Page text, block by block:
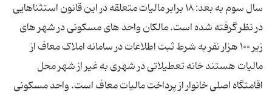
سال سوم به بعد: ۱۸ برابر مالیات متعلقه در این قانون استثناهایی
در نظر گرفته شده است. مالکان واحد های مسکونی در شهر های
زیر ۱۰۰ هزار نفر به شرط ثبت اطلاعات در سامانه املاک معاف از
مالیات هستند خانه تعطیلاتی در شهری به غیر از شهر محل
اقامتگاه اصلی خانوار از پرداخت مالیات معاف است. واحد مسکونی